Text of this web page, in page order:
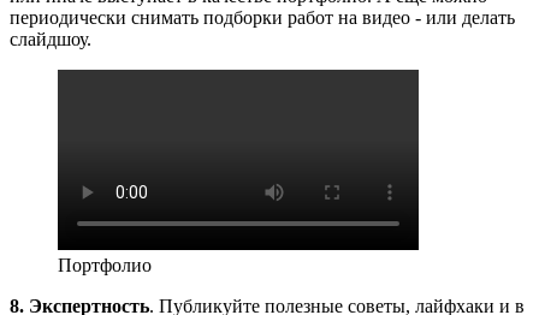
периодически снимать подборки работ на видео - или делать
слайдшоу.
Портфолио
8. Экспертность. Публикуйте полезные советы, лайфхаки и в